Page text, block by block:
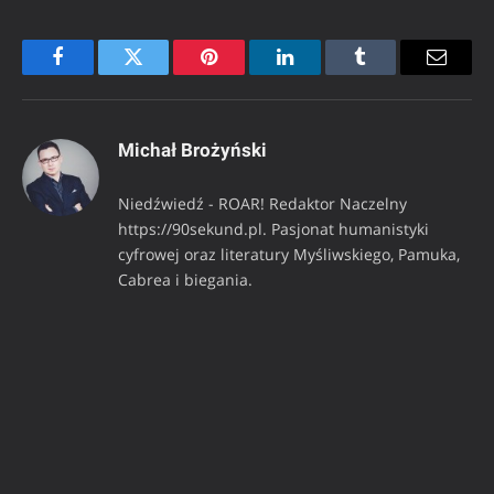
FacebookTwitter Pinterest LinkedInTumblr Email
Michał Brożyński
Niedźwiedź - ROAR! Redaktor Naczelny
https://90sekund.pl. Pasjonat humanistyki
cyfrowej oraz literatury Myśliwskiego, Pamuka,
Cabrea i biegania.